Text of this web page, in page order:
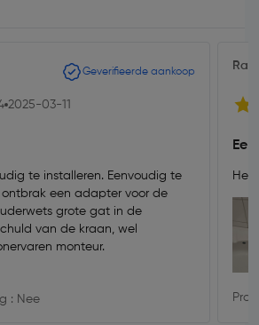
Geverifieerde aankoop
2025-03-11
Eenvoudig te
een adapter voor de
grote gat in de
van de kraan, wel
monteur.
: Nee